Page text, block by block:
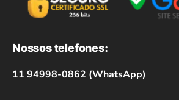
Nossos telefones:
11 94998-0862 (WhatsApp)